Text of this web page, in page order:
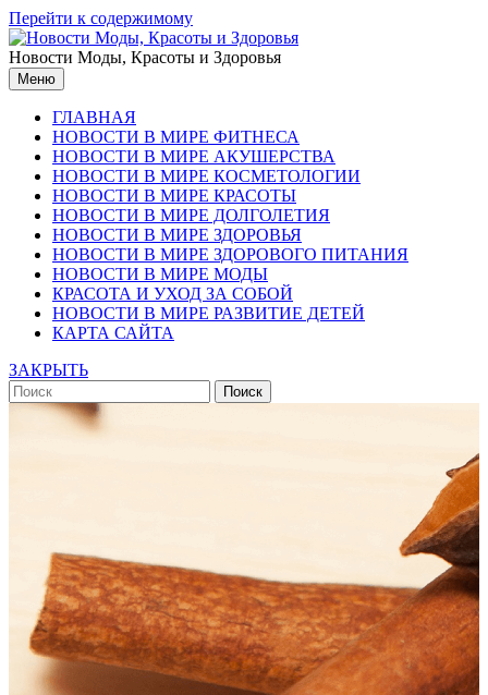
Перейти к содержимому
Новости Моды, Красоты и Здоровья
Меню
ГЛАВНАЯ
НОВОСТИ В МИРЕ ФИТНЕСА
НОВОСТИ В МИРЕ АКУШЕРСТВА
НОВОСТИ В МИРЕ КОСМЕТОЛОГИИ
НОВОСТИ В МИРЕ КРАСОТЫ
НОВОСТИ В МИРЕ ДОЛГОЛЕТИЯ
НОВОСТИ В МИРЕ ЗДОРОВЬЯ
НОВОСТИ В МИРЕ ЗДОРОВОГО ПИТАНИЯ
НОВОСТИ В МИРЕ МОДЫ
КРАСОТА И УХОД ЗА СОБОЙ
НОВОСТИ В МИРЕ РАЗВИТИЕ ДЕТЕЙ
КАРТА САЙТА
ЗАКРЫТЬ